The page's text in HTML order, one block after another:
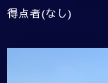
得点者(なし)